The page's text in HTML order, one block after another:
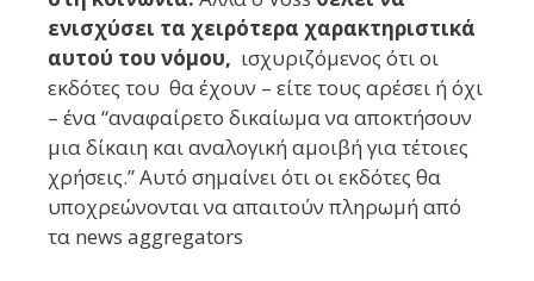
ενισχύσει τα χειρότερα χαρακτηριστικά
αυτού του νόμου, ισχυριζόμενος ότι οι
εκδότες του θα έχουν – είτε τους αρέσει ή όχι
– ένα “αναφαίρετο δικαίωμα να αποκτήσουν
μια δίκαιη και αναλογική αμοιβή για τέτοιες
χρήσεις.” Αυτό σημαίνει ότι οι εκδότες θα
υποχρεώνονται να απαιτούν πληρωμή από
τα news aggregators